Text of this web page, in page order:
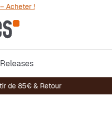
Acheter !
Releases
de 85€ & Retour